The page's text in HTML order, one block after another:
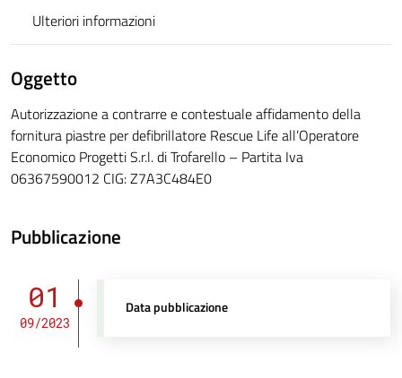
Ulteriori informazioni
Oggetto
Autorizzazione a contrarre e contestuale affidamento della
fornitura piastre per defibrillatore Rescue Life all’Operatore
Economico Progetti S.r.l. di Trofarello – Partita Iva
06367590012 CIG: Z7A3C484E0
Pubblicazione
01
09/2023
Data pubblicazione